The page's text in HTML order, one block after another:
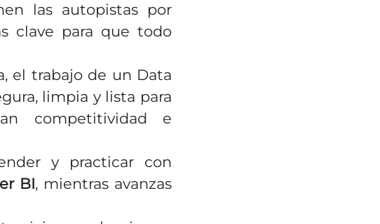
las autopistas por
clave para que todo
el trabajo de un Data
limpia y lista para
competitividad e
y practicar con
BI, mientras avanzas